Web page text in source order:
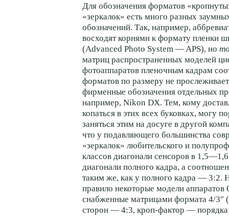
Для обозначения форматов
«зеркалок» есть много разных
обозначений. Так, например,
восходят корнями к формату пленки
(Advanced Photo System — APS), но
матриц распространенных моделей
фотоаппаратов пленочным кадрам
форматов по размеру не
фирменные обозначения отдельных
например, Nikon DX. Тем, кому
копаться в этих всех буковках, могу
заняться этим на досуге в другой
что у подавляющего большинства
«зеркалок» любительского и
классов диагонали сенсоров в 1,5—1,6
диагонали полного кадра, а
таким же, как у полного кадра — 3:2.
правило некоторые модели аппаратов
снабженные матрицами формата 4/3″
сторон — 4:3, кроп-фактор —